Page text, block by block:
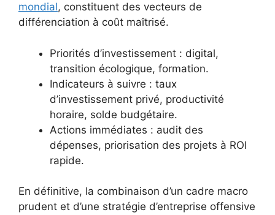
mondial, constituent des vecteurs de
différenciation à coût maîtrisé.
Priorités d’investissement : digital,
transition écologique, formation.
Indicateurs à suivre : taux
d’investissement privé, productivité
horaire, solde budgétaire.
Actions immédiates : audit des
dépenses, priorisation des projets à ROI
rapide.
En définitive, la combinaison d’un cadre macro
prudent et d’une stratégie d’entreprise offensive